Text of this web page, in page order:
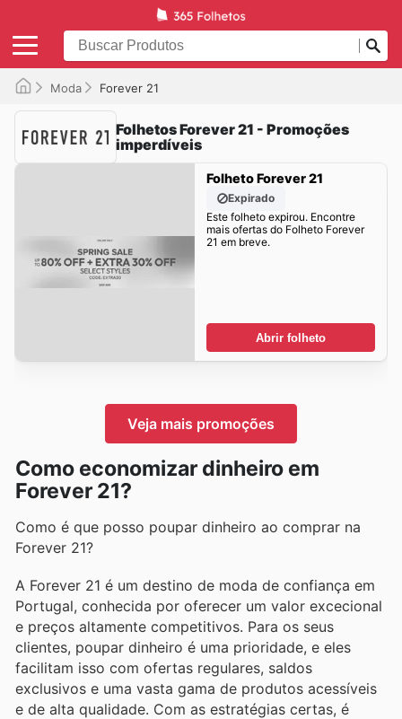
Moda Forever 21
Folhetos Forever 21 - Promoções
imperdíveis
Folheto Forever 21
Expirado
Este folheto expirou. Encontre
mais ofertas do Folheto Forever
21 em breve.
Abrir folheto
Veja mais promoções
Como economizar dinheiro em
Forever 21?
Como é que posso poupar dinheiro ao comprar na
Forever 21?
A Forever 21 é um destino de moda de confiança em
Portugal, conhecida por oferecer um valor excecional
e preços altamente competitivos. Para os seus
clientes, poupar dinheiro é uma prioridade, e eles
facilitam isso com ofertas regulares, saldos
exclusivos e uma vasta gama de produtos acessíveis
e de alta qualidade. Com as estratégias certas, é